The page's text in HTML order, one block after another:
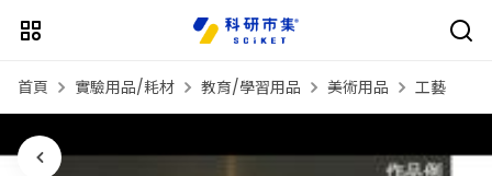
首頁 實驗用品/耗材 教育/學習用品 美術用品 工藝